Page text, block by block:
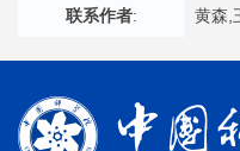
联系作者: 黄森,